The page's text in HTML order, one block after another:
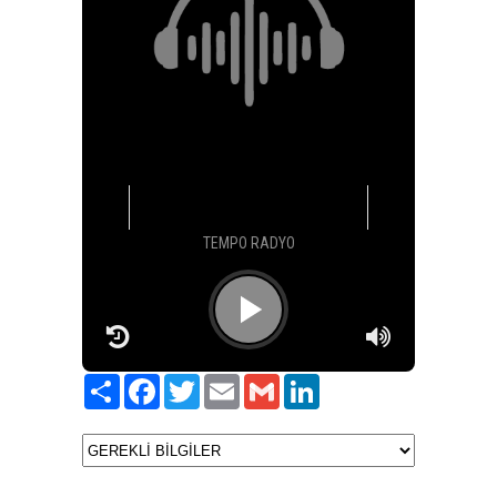
PaylaşFacebook
TwitterEmailGmail